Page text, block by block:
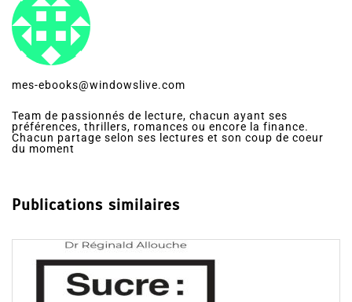
mes-ebooks@windowslive.com
Team de passionnés de lecture, chacun ayant ses
préférences, thrillers, romances ou encore la finance.
Chacun partage selon ses lectures et son coup de coeur
du moment
Publications similaires